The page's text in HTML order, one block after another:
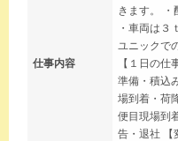
仕事内容
きます。 ・
・車両は３
ユニックで
【１日の
準備・積込
場到着・荷
便目現場到
告・退社 【